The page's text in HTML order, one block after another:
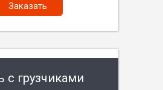
Заказать
с грузчиками